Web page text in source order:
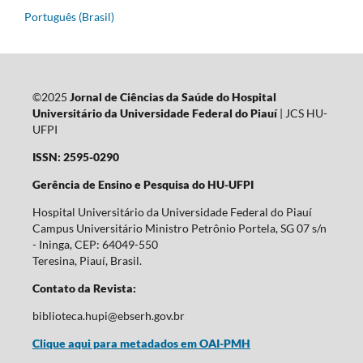
Português (Brasil)
©2025 Jornal de Ciências da Saúde do Hospital
Universitário da Universidade Federal do Piauí| JCS HU-
UFPI
ISSN: 2595-0290
Gerência de Ensino e Pesquisa do HU-UFPI
Hospital Universitário da Universidade Federal do Piauí
Campus Universitário Ministro Petrônio Portela, SG 07 s/n
- Ininga, CEP: 64049-550
Teresina, Piauí, Brasil.
Contato da Revista:
biblioteca.hupi@ebserh.gov.br
Clique aqui para metadados em OAI-PMH